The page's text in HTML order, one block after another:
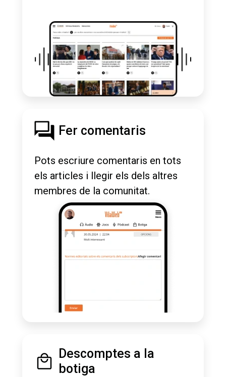
Fer comentaris
Pots escriure comentaris en tots
els articles i llegir els dels altres
membres de la comunitat.
Descomptes a la
botiga